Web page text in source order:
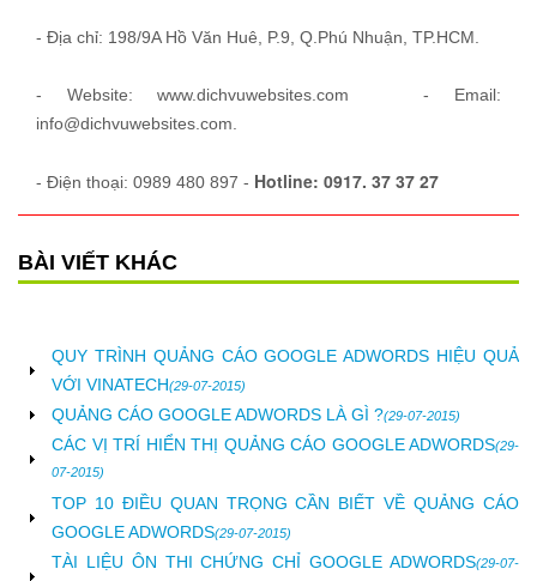
- Địa chỉ: 198/9A Hồ Văn Huê, P.9, Q.Phú Nhuận, TP.HCM.
- Website: www.dichvuwebsites.com - Email:
info@dichvuwebsites.com.
- Điện thoại: 0989 480 897 - Hotline: 0917. 37 37 27
BÀI VIẾT KHÁC
QUY TRÌNH QUẢNG CÁO GOOGLE ADWORDS HIỆU QUẢ
VỚI VINATECH(29-07-2015)
QUẢNG CÁO GOOGLE ADWORDS LÀ GÌ ?(29-07-2015)
CÁC VỊ TRÍ HIỂN THỊ QUẢNG CÁO GOOGLE ADWORDS(29-
07-2015)
TOP 10 ĐIỀU QUAN TRỌNG CẦN BIẾT VỀ QUẢNG CÁO
GOOGLE ADWORDS(29-07-2015)
TÀI LIỆU ÔN THI CHỨNG CHỈ GOOGLE ADWORDS(29-07-